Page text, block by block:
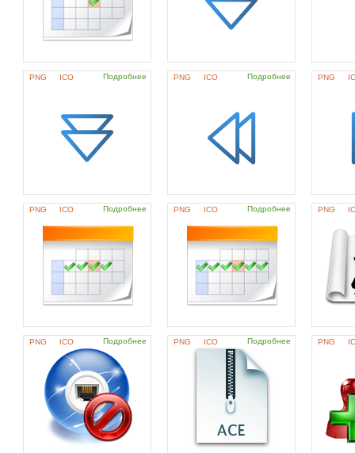
PNG ICO Подробнее PNG ICO Подробнее PNG
PNG ICO Подробнее PNG ICO Подробнее PNG
PNG ICO Подробнее PNG ICO Подробнее PNG